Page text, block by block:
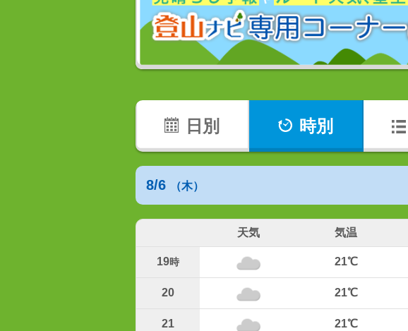
日別 時別
8/6 （木）
天気 気温
19時 21℃
20 21℃
21 21℃